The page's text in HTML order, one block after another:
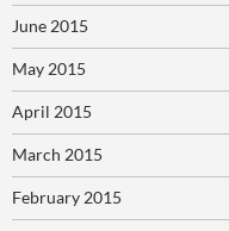
June 2015
May 2015
April 2015
March 2015
February 2015